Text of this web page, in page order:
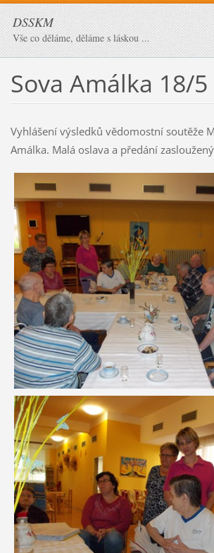
DSSKM
Vše co děláme, děláme s láskou ...
Sova Amálka 18/5
Vyhlášení výsledků vědomostní soutěže
Amálka. Malá oslava a předání